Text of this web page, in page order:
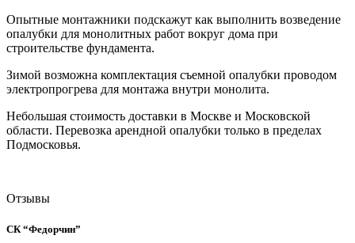
Опытные монтажники подскажут как выполнить возведение
опалубки для монолитных работ вокруг дома при
строительстве фундамента.
Зимой возможна комплектация съемной опалубки проводом
электропрогрева для монтажа внутри монолита.
Небольшая стоимость доставки в Москве и Московской
области. Перевозка арендной опалубки только в пределах
Подмосковья.
Отзывы
СК “Федорчин”